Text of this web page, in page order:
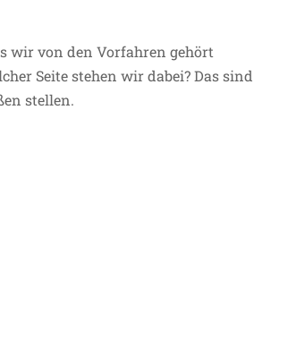
wir von den Vorfahren gehört
Seite stehen wir dabei? Das sind
stellen.